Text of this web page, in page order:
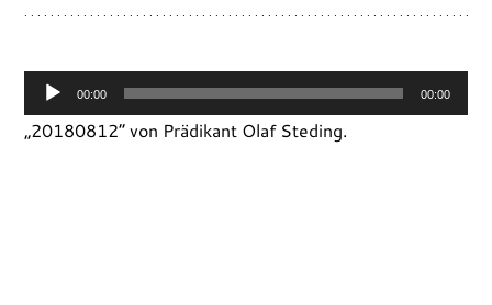
Audio-
Player
00:00 00:00
„20180812“ von Prädikant Olaf Steding.